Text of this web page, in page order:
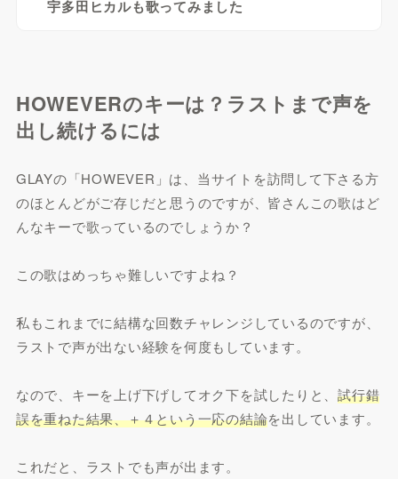
宇多田ヒカルも歌ってみました
HOWEVERのキーは？ラストまで声を
出し続けるには
GLAYの「HOWEVER」は、当サイトを訪問して下さる方
のほとんどがご存じだと思うのですが、皆さんこの歌はど
んなキーで歌っているのでしょうか？
この歌はめっちゃ難しいですよね？
私もこれまでに結構な回数チャレンジしているのですが、
ラストで声が出ない経験を何度もしています。
なので、キーを上げ下げしてオク下を試したりと、試行錯
誤を重ねた結果、＋４という一応の結論を出しています。
これだと、ラストでも声が出ます。